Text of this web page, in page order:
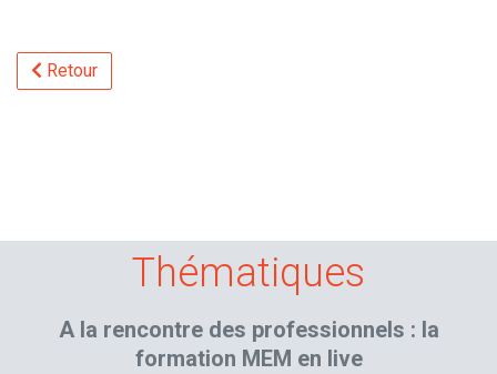
Retour
Thématiques
A la rencontre des professionnels : la
formation MEM en live